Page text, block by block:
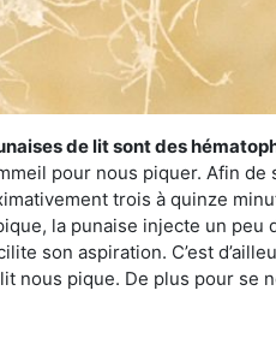
de lit sont des
pour nous piquer. Afin de
trois à quinze
la punaise injecte un peu
son aspiration. C’est
nous pique. De plus pour se